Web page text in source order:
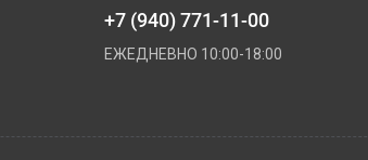
+7 (940) 771-11-00
ЕЖЕДНЕВНО 10:00-18:00